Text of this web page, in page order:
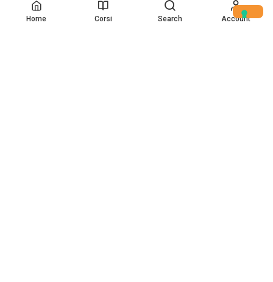
© Copyright – 2017-26 Delion srls – Tutti i diritti riservati
Home Corsi Search Account